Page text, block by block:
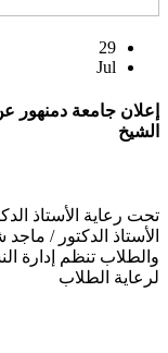
29
Jul
إعلان جامعة دمنهور
الشيخ
تحت رعاية الأستاذ
الأستاذ الدكتور /
والطلاب تنظم إدارة
لرعاية الطلاب